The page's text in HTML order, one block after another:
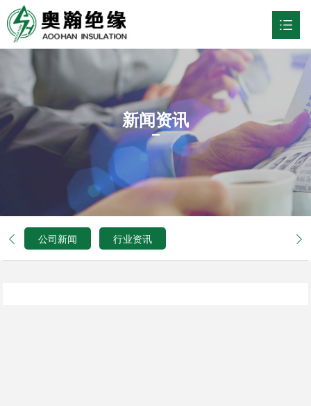
网站首页
关于我们 
行业应用 


联系我们
新闻资讯
公司新闻 行业资讯
 